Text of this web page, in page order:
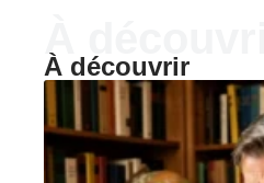
À découvrir